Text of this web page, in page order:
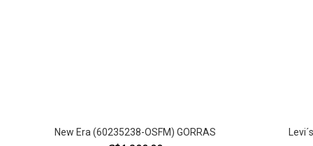
New Era (60235238-OSFM) GORRAS